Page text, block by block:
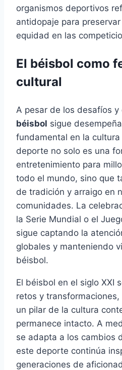
organismos deportivos
antidopaje para
equidad en las
El béisbol como
cultural
A pesar de los desafíos y
béisbol sigue
fundamental en la
deporte no solo es una
entretenimiento para
todo el mundo, sino que
de tradición y arraigo en
comunidades. La
la Serie Mundial o el
sigue captando la
globales y manteniendo
béisbol.
El béisbol en el siglo XXI
retos y
un pilar de la cultura
permanece intacto. A
se adapta a los cambios
este deporte continúa
generaciones de